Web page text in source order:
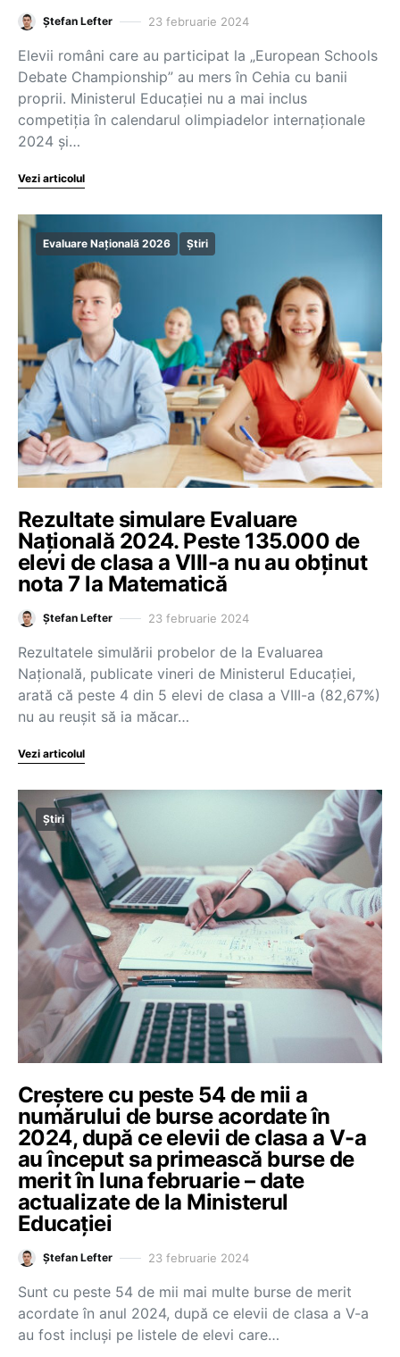
Ștefan Lefter 23 februarie 2024
Elevii români care au participat la „European Schools
Debate Championship” au mers în Cehia cu banii
proprii. Ministerul Educației nu a mai inclus
competiția în calendarul olimpiadelor internaționale
2024 și…
Vezi articolul
Evaluare Națională 2026 Știri
Rezultate simulare Evaluare
Națională 2024. Peste 135.000 de
elevi de clasa a VIII-a nu au obținut
nota 7 la Matematică
Ștefan Lefter 23 februarie 2024
Rezultatele simulării probelor de la Evaluarea
Națională, publicate vineri de Ministerul Educației,
arată că peste 4 din 5 elevi de clasa a VIII-a (82,67%)
nu au reușit să ia măcar…
Vezi articolul
Știri
Creștere cu peste 54 de mii a
numărului de burse acordate în
2024, după ce elevii de clasa a V-a
au început sa primească burse de
merit în luna februarie – date
actualizate de la Ministerul
Educației
Ștefan Lefter 23 februarie 2024
Sunt cu peste 54 de mii mai multe burse de merit
acordate în anul 2024, după ce elevii de clasa a V-a
au fost incluși pe listele de elevi care…